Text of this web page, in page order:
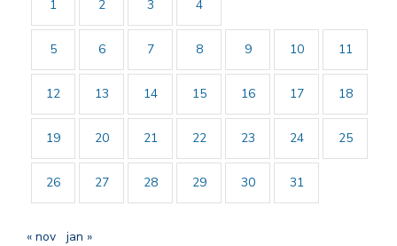
1
2 3 4
5 6 7 8 9 10 11
12 13 14 15 16 17 18
19 20 21 22 23 24 25
26 27 28 29 30 31
« nov jan »